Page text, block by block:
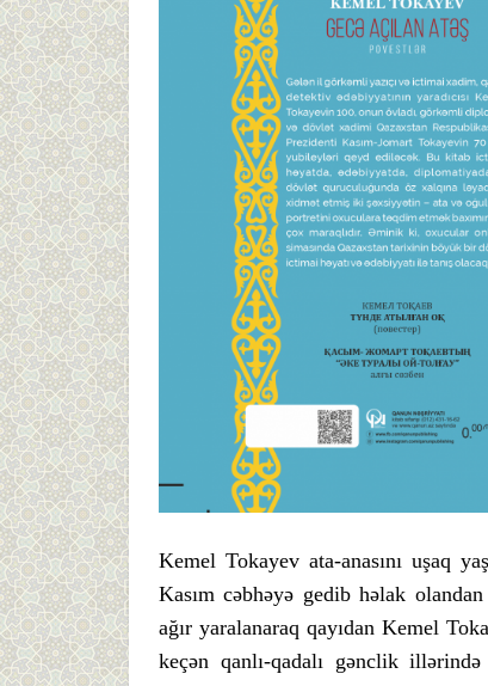
Kemel Tokayev ata-anasını uşaq
Kasım cəbhəyə gedib həlak
ağır yaralanaraq qayıdan Kemel
keçən qanlı-qadalı gənclik